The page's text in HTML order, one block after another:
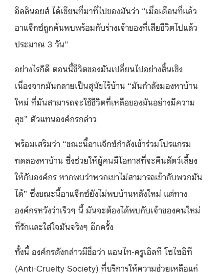
อิลลินอยส์ ได้เขียนที่มาที่ไปของมันว่า “เมื่อเดือนที่แล้ว
อาแจ็กซ์ถูกค้นพบพร้อมกับร่างเจ้าของที่เสียชีวิตไปแล้ว
ประมาณ 3 วัน”
อย่างไรก็ดี ตอนนี้ชีวิตของมันเปลี่ยนไปอย่างสิ้นเชิง
เนื่องจากมันกลายเป็นสุนัขไร้บ้าน “มันกําลังมองหาบ้าน
ใหม่ ที่มันสามารถจะใช้ชีวิตที่เหลือของมันอย่างมีความ
สุข” ตัวแทนองค์กรกล่าว
พร้อมเสริมว่า “ขณะนี้อาแจ็กซ์กําลังเข้าร่วมโปรแกรม
ทดลองหาบ้าน ซึ่งช่วยให้ผู้คนมีโอกาสที่จะคืนสัตว์เลี้ยง
ให้กับองค์กร หากพบว่าพวกเขาไม่สามารถเข้ากับพวกมัน
ได้” ซึ่งขณะนี้อาแจ็กซ์ยังไม่พบบ้านหลังใหม่ แต่ทาง
องค์กรหวังว่าเร็วๆ นี้ มันจะต้องได้พบกับเจ้าของคนใหม่
ที่รักและใส่ใจมันจริงๆ อีกครั้ง
ทั้งนี้ องค์กรดังกล่าวมีชื่อว่า แอนไท-ครูเอิลที โซไซอิที
(Anti-Cruelty Society) ที่บริการให้ความช่วยเหลือแก่